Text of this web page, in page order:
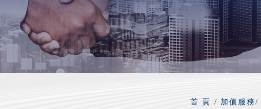
首 頁 加值服務